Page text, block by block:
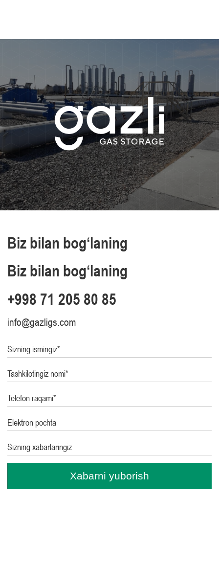
Biz bilan bog‘laning
Biz bilan bog‘laning
+998 71 205 80 85
info@gazligs.com
Sizning ismingiz*
Tashkilotingiz nomi*
Telefon raqami*
Elektron pochta
Sizning xabarlaringiz
Xabarni yuborish